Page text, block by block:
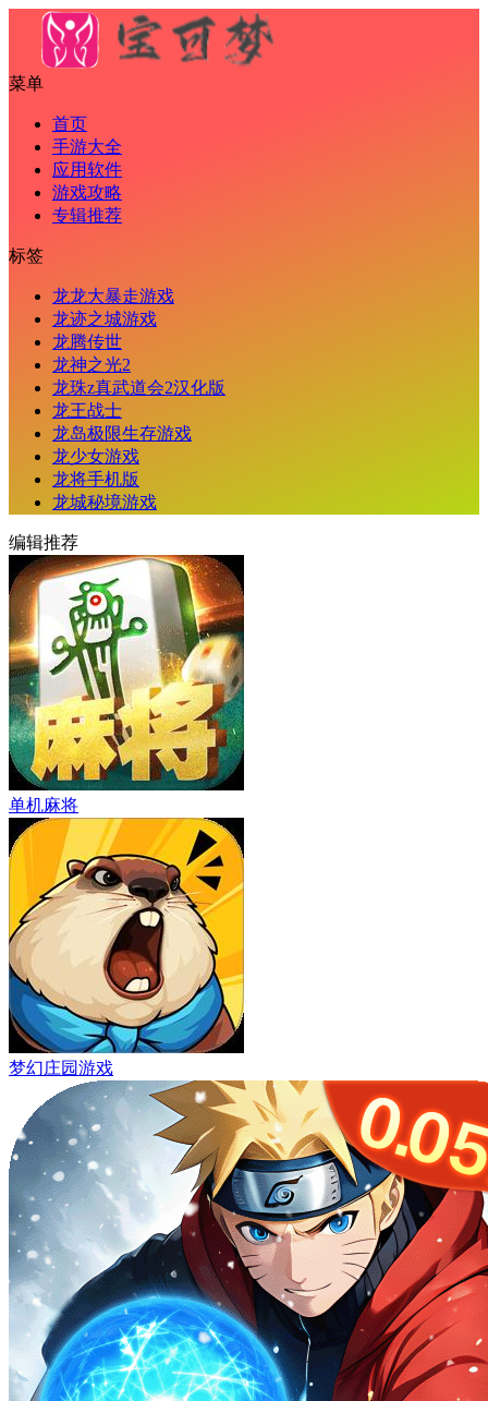
菜单
首页
手游大全
应用软件
游戏攻略
专辑推荐
标签
龙龙大暴走游戏
龙迹之城游戏
龙腾传世
龙神之光2
龙珠z真武道会2汉化版
龙王战士
龙岛极限生存游戏
龙少女游戏
龙将手机版
龙城秘境游戏
编辑推荐
单机麻将
梦幻庄园游戏